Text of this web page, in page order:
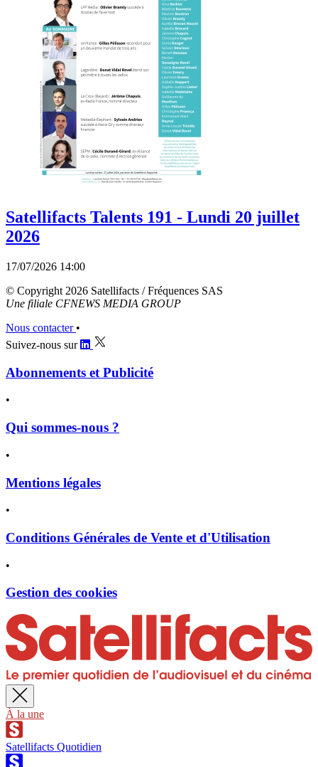
Satellifacts Talents 191 - Lundi 20 juillet
2026
17/07/2026 14:00
© Copyright 2026 Satellifacts / Fréquences SAS
Une filiale CFNEWS MEDIA GROUP
Nous contacter •
Suivez-nous sur
Abonnements et Publicité
•
Qui sommes-nous ?
•
Mentions légales
•
Conditions Générales de Vente et d'Utilisation
•
Gestion des cookies
À la une
Satellifacts Quotidien